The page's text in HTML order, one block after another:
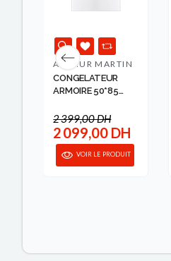
ARTHUR MARTIN
CONGELATEUR
ARMOIRE 50*85
2 399,00 DH
2 099,00 DH
VOIR LE PRODUIT